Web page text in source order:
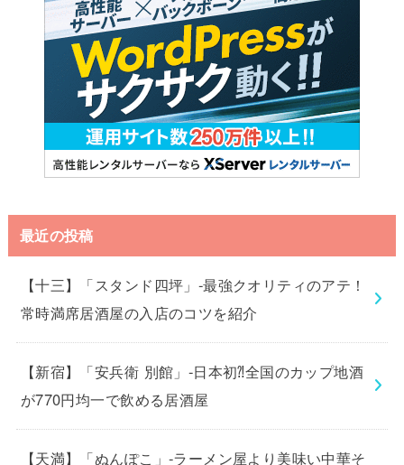
最近の投稿
【十三】「スタンド四坪」-最強クオリティのアテ！
常時満席居酒屋の入店のコツを紹介
【新宿】「安兵衛 別館」-日本初⁈全国のカップ地酒
が770円均一で飲める居酒屋
【天満】「ぬんぽこ」-ラーメン屋より美味い中華そ